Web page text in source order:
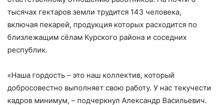
тысячах гектаров земли трудится 143 человека,
включая пекарей, продукция которых расходится по
близлежащим сёлам Курского района и соседних
республик.
«Наша гордость – это наш коллектив, который
добросовестно выполняет свою работу. У нас текучести
кадров минимум, – подчеркнул Александр Васильевич.